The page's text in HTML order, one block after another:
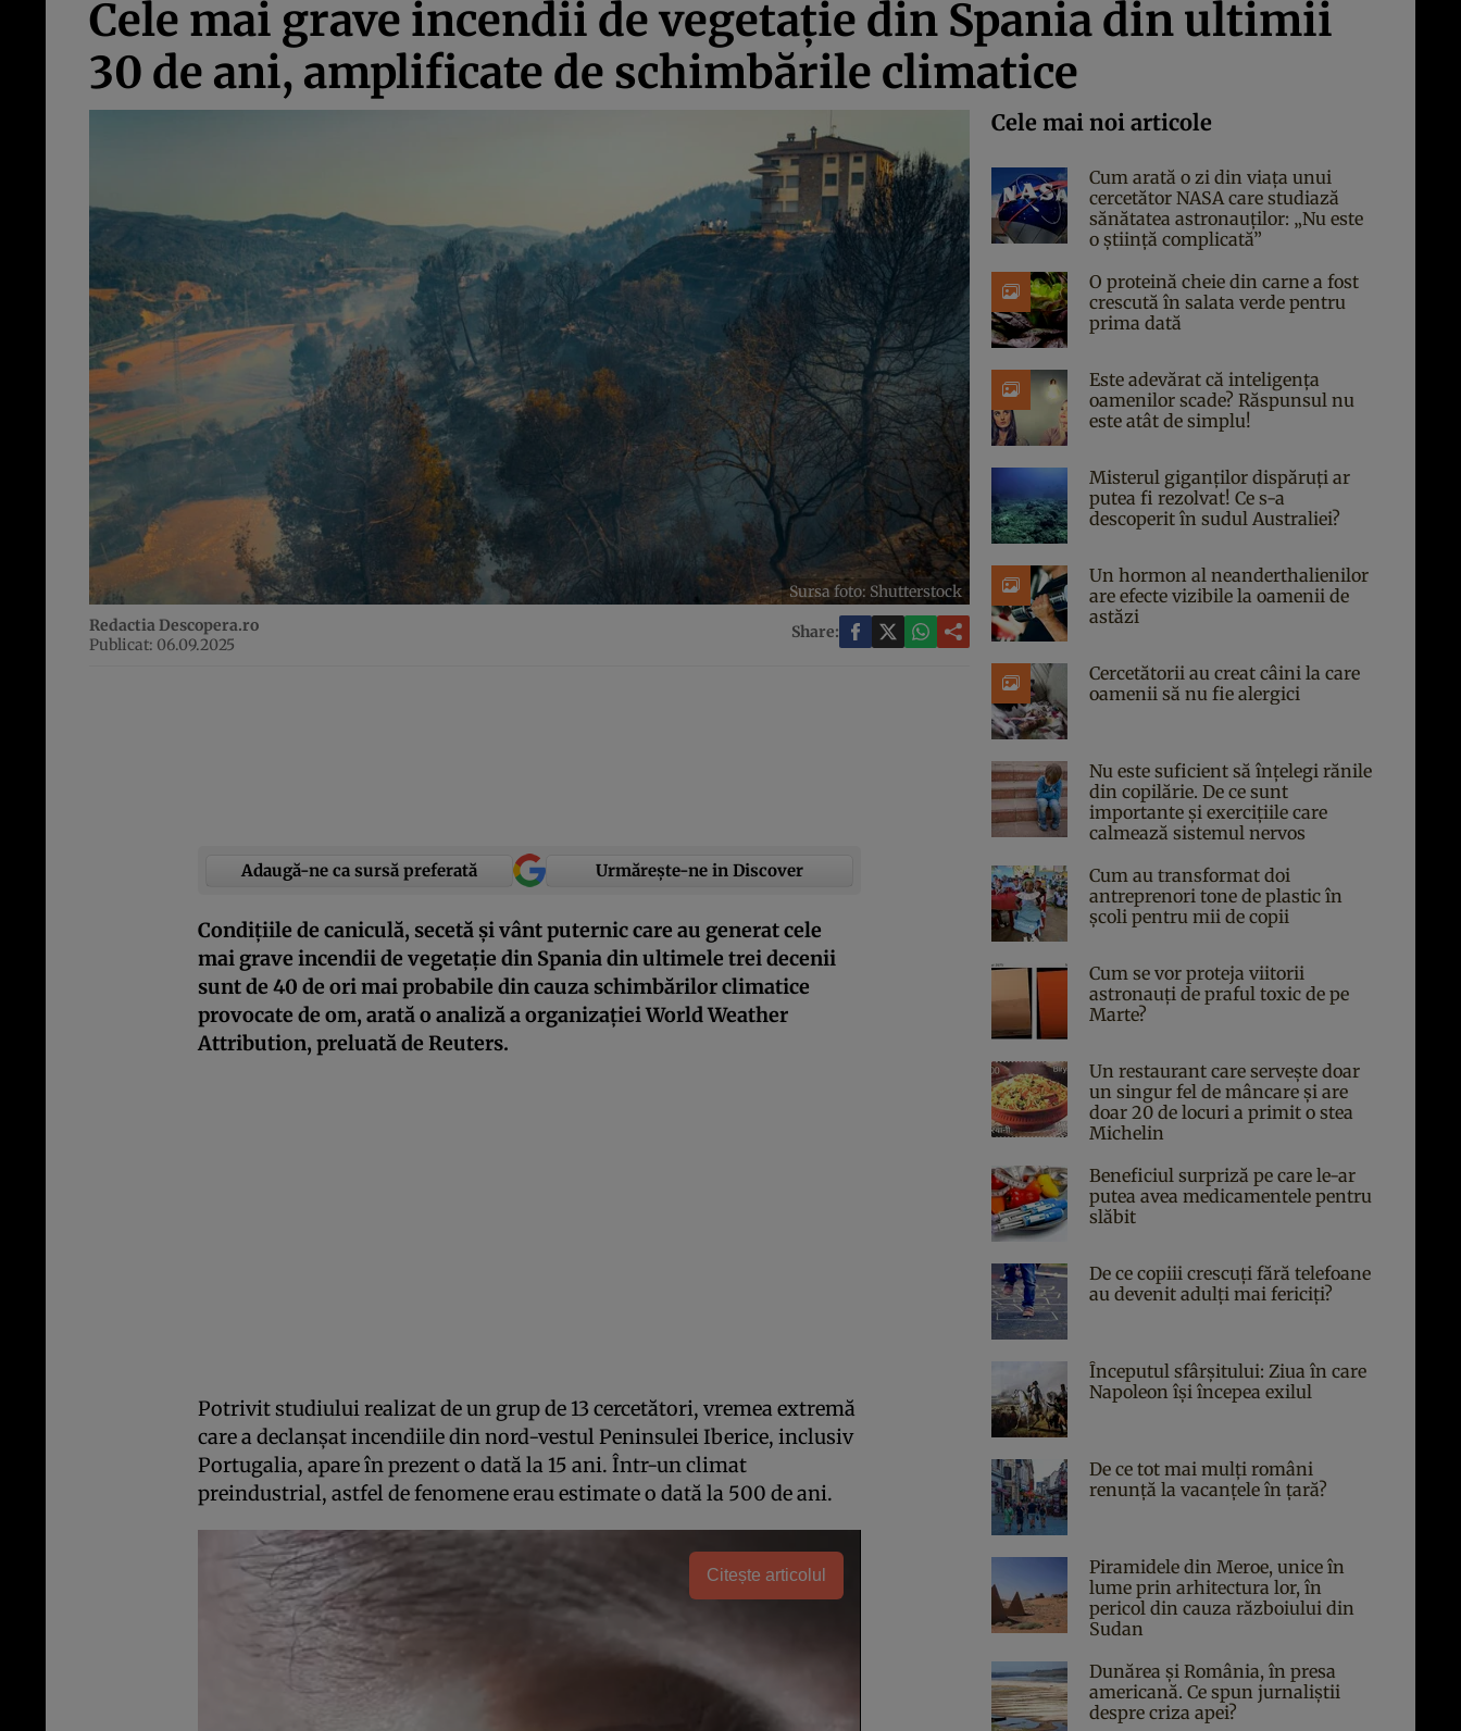
Cele mai grave incendii de vegetație din Spania din ultimii
30 de ani, amplificate de schimbările climatice
Sursa foto: Shutterstock
Redactia Descopera.ro
Publicat: 06.09.2025
Share:
Adaugă-ne ca sursă preferată Urmărește-ne in Discover
Condițiile de caniculă, secetă și vânt puternic care au generat cele
mai grave incendii de vegetație din Spania din ultimele trei decenii
sunt de 40 de ori mai probabile din cauza schimbărilor climatice
provocate de om, arată o analiză a organizației World Weather
Attribution, preluată de Reuters.
Potrivit studiului realizat de un grup de 13 cercetători, vremea extremă
care a declanșat incendiile din nord-vestul Peninsulei Iberice, inclusiv
Portugalia, apare în prezent o dată la 15 ani. Într-un climat
preindustrial, astfel de fenomene erau estimate o dată la 500 de ani.
Citește articolul
Cele mai noi articole
Cum arată o zi din viața unui
cercetător NASA care studiază
sănătatea astronauților: „Nu este
o știință complicată”
O proteină cheie din carne a fost
crescută în salata verde pentru
prima dată
Este adevărat că inteligența
oamenilor scade? Răspunsul nu
este atât de simplu!
Misterul giganților dispăruți ar
putea fi rezolvat! Ce s-a
descoperit în sudul Australiei?
Un hormon al neanderthalienilor
are efecte vizibile la oamenii de
astăzi
Cercetătorii au creat câini la care
oamenii să nu fie alergici
Nu este suficient să înțelegi rănile
din copilărie. De ce sunt
importante și exercițiile care
calmează sistemul nervos
Cum au transformat doi
antreprenori tone de plastic în
școli pentru mii de copii
Cum se vor proteja viitorii
astronauți de praful toxic de pe
Marte?
Un restaurant care servește doar
un singur fel de mâncare și are
doar 20 de locuri a primit o stea
Michelin
Beneficiul surpriză pe care le-ar
putea avea medicamentele pentru
slăbit
De ce copiii crescuți fără telefoane
au devenit adulți mai fericiți?
Începutul sfârşitului: Ziua în care
Napoleon îşi începea exilul
De ce tot mai mulți români
renunță la vacanțele în țară?
Piramidele din Meroe, unice în
lume prin arhitectura lor, în
pericol din cauza războiului din
Sudan
Dunărea și România, în presa
americană. Ce spun jurnaliștii
despre criza apei?